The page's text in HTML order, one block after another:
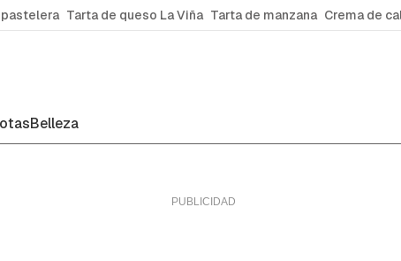
pastelera Tarta de queso La Viña Tarta de manzana Crema de
Belleza